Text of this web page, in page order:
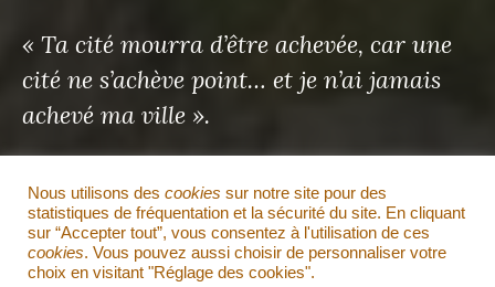
« Ta cité mourra d’être achevée, car une
cité ne s’achève point… et je n’ai jamais
achevé ma ville ».
Antoine de Saint-Exupéry
Il en sera de même pour ce site…
Nous utilisons des cookies sur notre site pour des
statistiques de fréquentation et la sécurité du site. En cliquant
sur “Accepter tout”, vous consentez à l'utilisation de ces
cookies. Vous pouvez aussi choisir de personnaliser votre
choix en visitant "Réglage des cookies".